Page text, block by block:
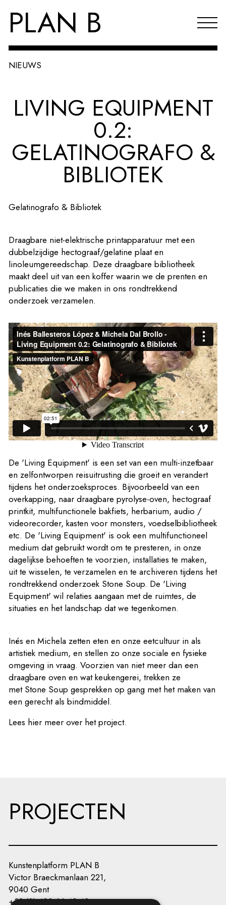
PLAN B
Agenda
Reflecties & publicaties
Over PLAN B
NIEUWS
LIVING EQUIPMENT
0.2:
GELATINOGRAFO &
BIBLIOTEK
Gelatinografo & Bibliotek
Draagbare niet-elektrische printapparatuur met een
dubbelzijdige hectograaf/gelatine plaat en
linoleumgereedschap. Deze draagbare bibliotheek
maakt deel uit van een koffer waarin we de prenten en
publicaties die we maken in ons rondtrekkend
onderzoek verzamelen.
De 'Living Equipment' is een set van een multi-inzetbaar
en zelfontworpen reisuitrusting die groeit en verandert
tijdens het onderzoeksproces. Bijvoorbeeld van een
overkapping, naar draagbare pyrolyse-oven, hectograaf
printkit, multifunctionele bakfiets, herbarium, audio /
videorecorder, kasten voor monsters, voedselbibliotheek
etc. De 'Living Equipment' is ook een multifunctioneel
medium dat gebruikt wordt om te presteren, in onze
dagelijkse behoeften te voorzien, installaties te maken,
uit te wisselen, te verzamelen en te archiveren tijdens het
rondtrekkend onderzoek Stone Soup. De 'Living
Equipment' wil relaties aangaan met de ruimtes, de
situaties en het landschap dat we tegenkomen.
Inés en Michela zetten eten en onze eetcultuur in als
artistiek medium, en stellen zo onze sociale en fysieke
omgeving in vraag. Voorzien van niet meer dan een
draagbare oven en wat keukengerei, trekken ze
met Stone Soup gesprekken op gang met het maken van
een gerecht als bindmiddel.
Lees hier meer over het project.
PROJECTEN
Kunstenplatform PLAN B
Victor Braeckmanlaan 221,
9040 Gent
+32 (0) 493 66 49 49